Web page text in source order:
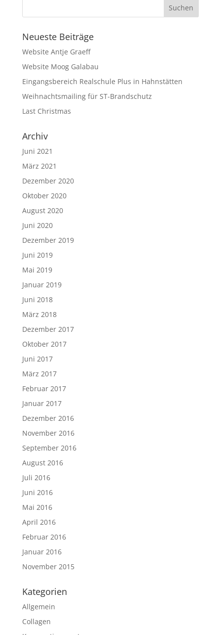
Neueste Beiträge
Website Antje Graeff
Website Moog Galabau
Eingangsbereich Realschule Plus in Hahnstätten
Weihnachtsmailing für ST-Brandschutz
Last Christmas
Archiv
Juni 2021
März 2021
Dezember 2020
Oktober 2020
August 2020
Juni 2020
Dezember 2019
Juni 2019
Mai 2019
Januar 2019
Juni 2018
März 2018
Dezember 2017
Oktober 2017
Juni 2017
März 2017
Februar 2017
Januar 2017
Dezember 2016
November 2016
September 2016
August 2016
Juli 2016
Juni 2016
Mai 2016
April 2016
Februar 2016
Januar 2016
November 2015
Kategorien
Allgemein
Collagen